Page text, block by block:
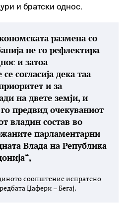
и братски однос.
размена со
не го рефлектира
и затоа
согласија дека таа
и за
на двете земји, и
предвид очекуваниот
владин состав во
парламентарни
Влада на Република
соопштение испратено
Џафери – Бегај.